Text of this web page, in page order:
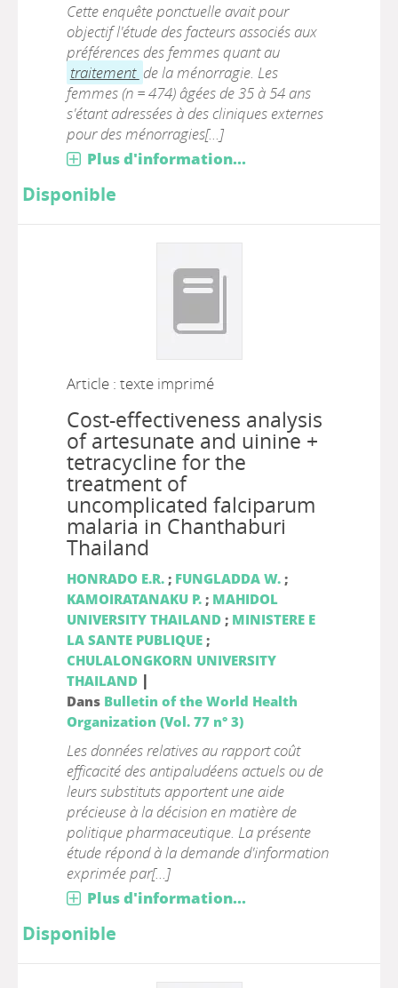
Cette enquête ponctuelle avait pour
objectif l'étude des facteurs associés aux
préférences des femmes quant au
traitement de la ménorragie. Les
femmes (n = 474) âgées de 35 à 54 ans
s'étant adressées à des cliniques externes
pour des ménorragies[...]
Plus d'information...
Disponible
Article : texte imprimé
Cost-effectiveness analysis
of artesunate and uinine +
tetracycline for the
treatment of
uncomplicated falciparum
malaria in Chanthaburi
Thailand
HONRADO E.R.; FUNGLADDA W.;
KAMOIRATANAKU P.; MAHIDOL
UNIVERSITY THAILAND; MINISTERE E
LA SANTE PUBLIQUE;
CHULALONGKORN UNIVERSITY
THAILAND |
Dans Bulletin of the World Health
Organization (Vol. 77 n° 3)
Les données relatives au rapport coût
efficacité des antipaludéens actuels ou de
leurs substituts apportent une aide
précieuse à la décision en matière de
politique pharmaceutique. La présente
étude répond à la demande d'information
exprimée par[...]
Plus d'information...
Disponible